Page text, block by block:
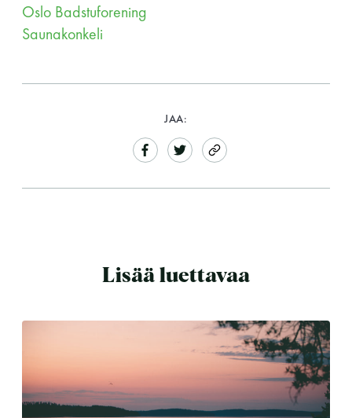
Oslo Badstuforening
Saunakonkeli
JAA:
Lisää luettavaa